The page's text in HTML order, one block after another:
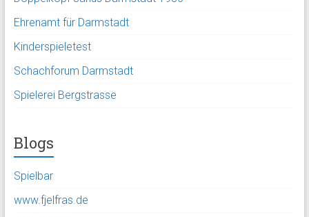
Ehrenamt für Darmstadt
Kinderspieletest
Schachforum Darmstadt
Spielerei Bergstrasse
Blogs
Spielbar
www.fjelfras.de